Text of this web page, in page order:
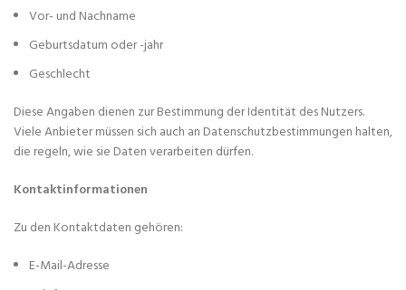
Vor- und Nachname
Geburtsdatum oder -jahr
Geschlecht
Diese Angaben dienen zur Bestimmung der Identität des Nutzers.
Viele Anbieter müssen sich auch an Datenschutzbestimmungen halten,
die regeln, wie sie Daten verarbeiten dürfen.
Kontaktinformationen
Zu den Kontaktdaten gehören:
E-Mail-Adresse